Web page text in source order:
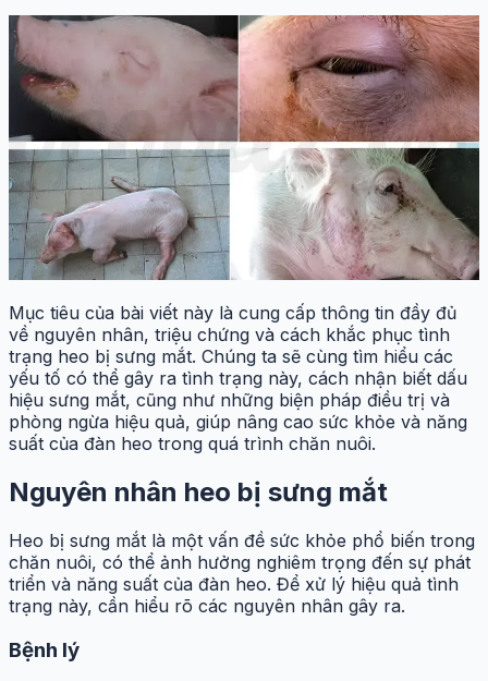
Mục tiêu của bài viết này là cung cấp thông tin đầy đủ
về nguyên nhân, triệu chứng và cách khắc phục tình
trạng heo bị sưng mắt. Chúng ta sẽ cùng tìm hiểu các
yếu tố có thể gây ra tình trạng này, cách nhận biết dấu
hiệu sưng mắt, cũng như những biện pháp điều trị và
phòng ngừa hiệu quả, giúp nâng cao sức khỏe và năng
suất của đàn heo trong quá trình chăn nuôi.
Nguyên nhân heo bị sưng mắt
Heo bị sưng mắt là một vấn đề sức khỏe phổ biến trong
chăn nuôi, có thể ảnh hưởng nghiêm trọng đến sự phát
triển và năng suất của đàn heo. Để xử lý hiệu quả tình
trạng này, cần hiểu rõ các nguyên nhân gây ra.
Bệnh lý